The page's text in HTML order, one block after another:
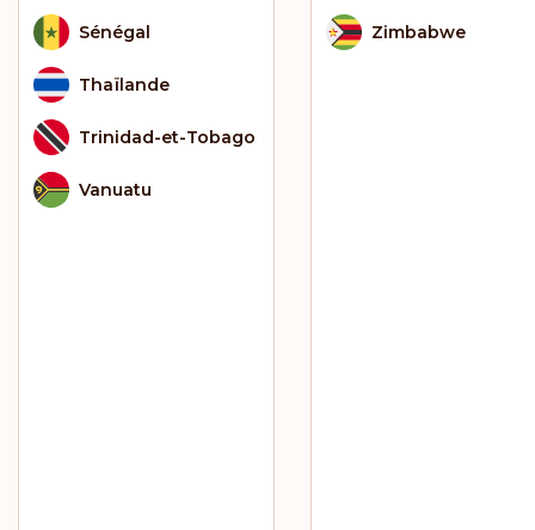
Sénégal
Thaïlande
Trinidad-et-Tobago
Vanuatu
Zimbabwe